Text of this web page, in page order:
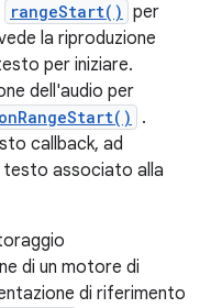
rangeStart() per
la riproduzione
per iniziare.
dell'audio per
onRangeStart()
.
callback, ad
testo associato alla
di un motore di
di riferimento